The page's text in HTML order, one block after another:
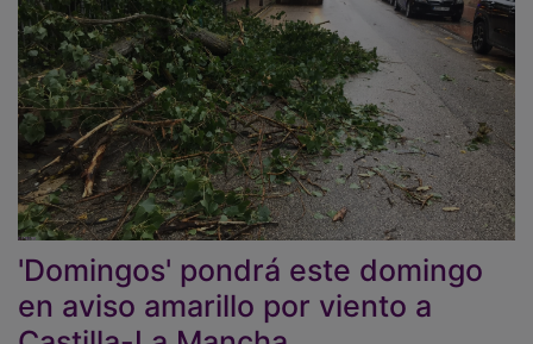
'Domingos' pondrá este domingo
en aviso amarillo por viento a
Castilla-La Mancha